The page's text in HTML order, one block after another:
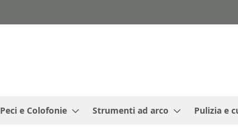
Peci e Colofonie Strumenti ad arco Pulizia e